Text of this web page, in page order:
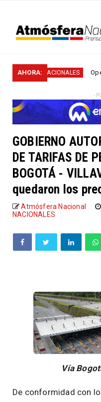
AHORA:
NACIONALES Operación
-
GOBIERNO
DE TARIFAS DE
BOGOTÁ -
quedaron los
Atmósfera Nacional
NACIONALES
Vía
De conformidad con